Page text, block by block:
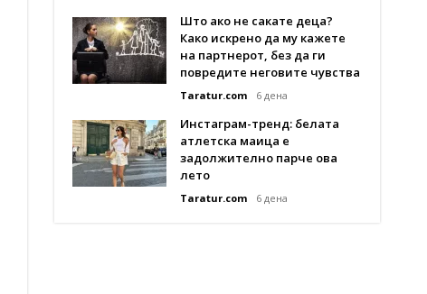
Што ако не сакате деца?
Како искрено да му кажете
на партнерот, без да ги
повредите неговите чувства
Taratur.com 6 дена
Инстаграм-тренд: белата
атлетска маица е
задолжително парче ова
лето
Taratur.com 6 дена